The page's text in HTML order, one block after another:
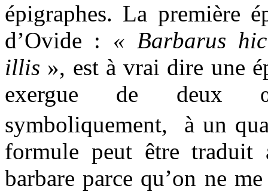
épigraphes. La première
d’Ovide : « Barbarus
illis », est à vrai dire une
exergue de deux
symboliquement,
à un
formule peut être
barbare parce qu’on ne